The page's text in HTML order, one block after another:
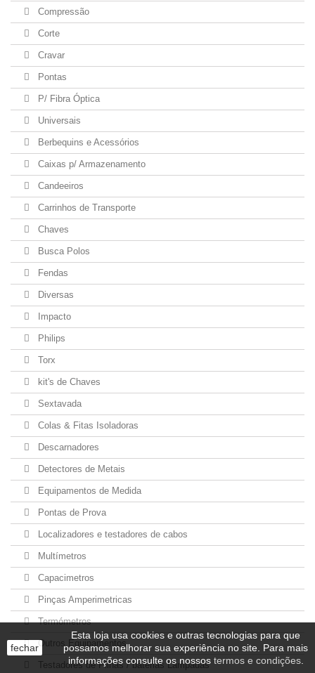
Compressão
Corte
Cravar
Pontas
P/ Fibra Óptica
Universais
Berbequins e Acessórios
Caixas p/ Armazenamento
Candeeiros
Carrinhos de Transporte
Chaves
Busca Polos
Fendas
Diversas
Impacto
Philips
Torx
kit's de Chaves
Sextavada
Colas & Fitas Isoladoras
Descarnadores
Detectores de Metais
Equipamentos de Medida
Pontas de Prova
Localizadores e testadores de cabos
Multímetros
Capacimetros
Pinças Amperimetricas
Termómetros
Outros Equipamentos
Testadores de Pilhas / baterias Lâmpadas
fechar
Esta loja usa cookies e outras tecnologias para que
possamos melhorar sua experiência no site. Para mais
informações consulte os nossos termos e condições.